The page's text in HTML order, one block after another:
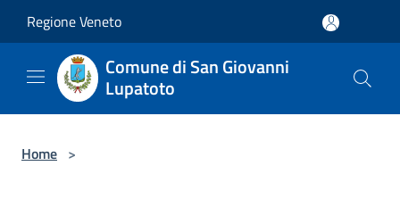
Regione Veneto
Comune di San Giovanni
Lupatoto
Home >